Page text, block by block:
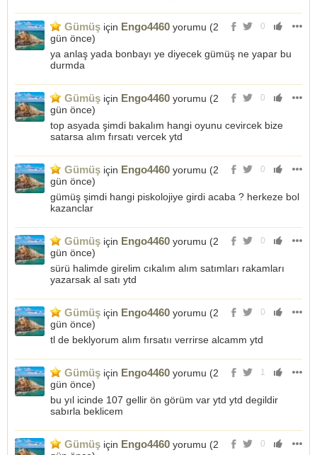
0
Gümüş için Engo4460 yorumu (2
gün önce)
ya anlaş yada bonbayı ye diyecek gümüş ne yapar bu
durmda
0
Gümüş için Engo4460 yorumu (2
gün önce)
top asyada şimdi bakalım hangi oyunu cevircek bize
satarsa alım fırsatı vercek ytd
0
Gümüş için Engo4460 yorumu (2
gün önce)
gümüş şimdi hangi piskolojiye girdi acaba ? herkeze bol
kazanclar
0
Gümüş için Engo4460 yorumu (2
gün önce)
sürü halimde girelim cıkalım alım satımları rakamları
yazarsak al satı ytd
0
Gümüş için Engo4460 yorumu (2
gün önce)
tl de beklyorum alım fırsatıı verrirse alcamm ytd
1
Gümüş için Engo4460 yorumu (2
gün önce)
bu yıl icinde 107 gellir ön görüm var ytd ytd degildir
sabırla beklicem
0
Gümüş için Engo4460 yorumu (2